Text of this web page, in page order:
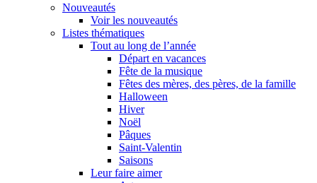
Nouveautés
Voir les nouveautés
Listes thématiques
Tout au long de l’année
Départ en vacances
Fête de la musique
Fêtes des mères, des pères, de la famille
Halloween
Hiver
Noël
Pâques
Saint-Valentin
Saisons
Leur faire aimer